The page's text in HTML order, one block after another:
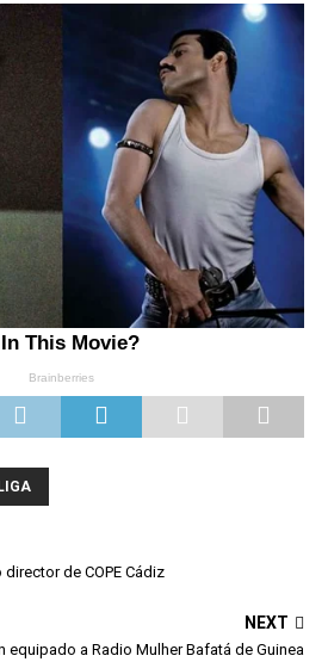
de COPE Cádiz
NEXT
equipado a Radio Mulher Bafatá de Guinea